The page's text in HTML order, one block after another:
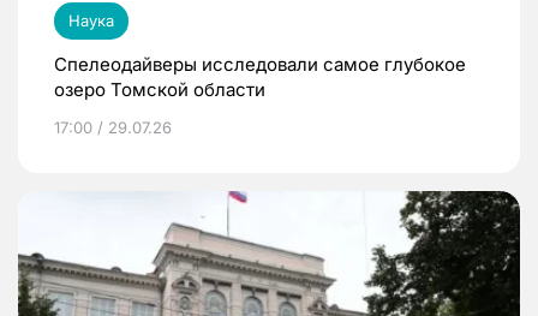
Наука
Спелеодайверы исследовали самое глубокое
озеро Томской области
17:00 / 29.07.26